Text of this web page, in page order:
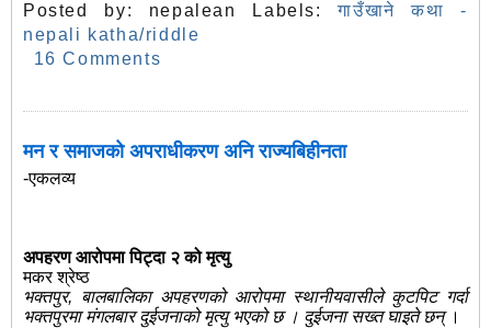
Posted by: nepalean Labels:गाउँखाने कथा -
nepali katha/riddle
16 Comments
मन र समाजको अपराधीकरण अनि राज्यबिहीनता
-एकलव्य
अपहरण आरोपमा पिट्दा २ को मृत्यु
मकर श्रेष्ठ
भक्तपुर, बालबालिका अपहरणको आरोपमा स्थानीयवासीले कुटपिट गर्दा
भक्तपुरमा मंगलबार दुईजनाको मृत्यु भएको छ । दुईजना सख्त घाइते छन्।